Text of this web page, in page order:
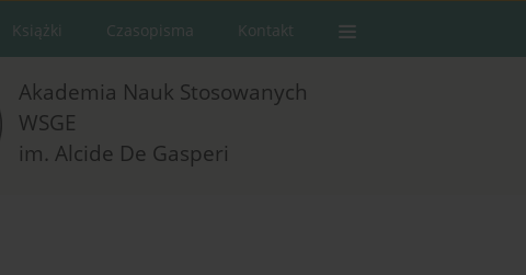
Książki Czasopisma Kontakt
Akademia Nauk Stosowanych
WSGE
im. Alcide De Gasperi